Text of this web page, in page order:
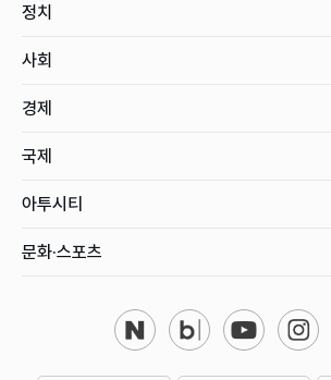
정치
사회
경제
국제
아투시티
문화·스포츠